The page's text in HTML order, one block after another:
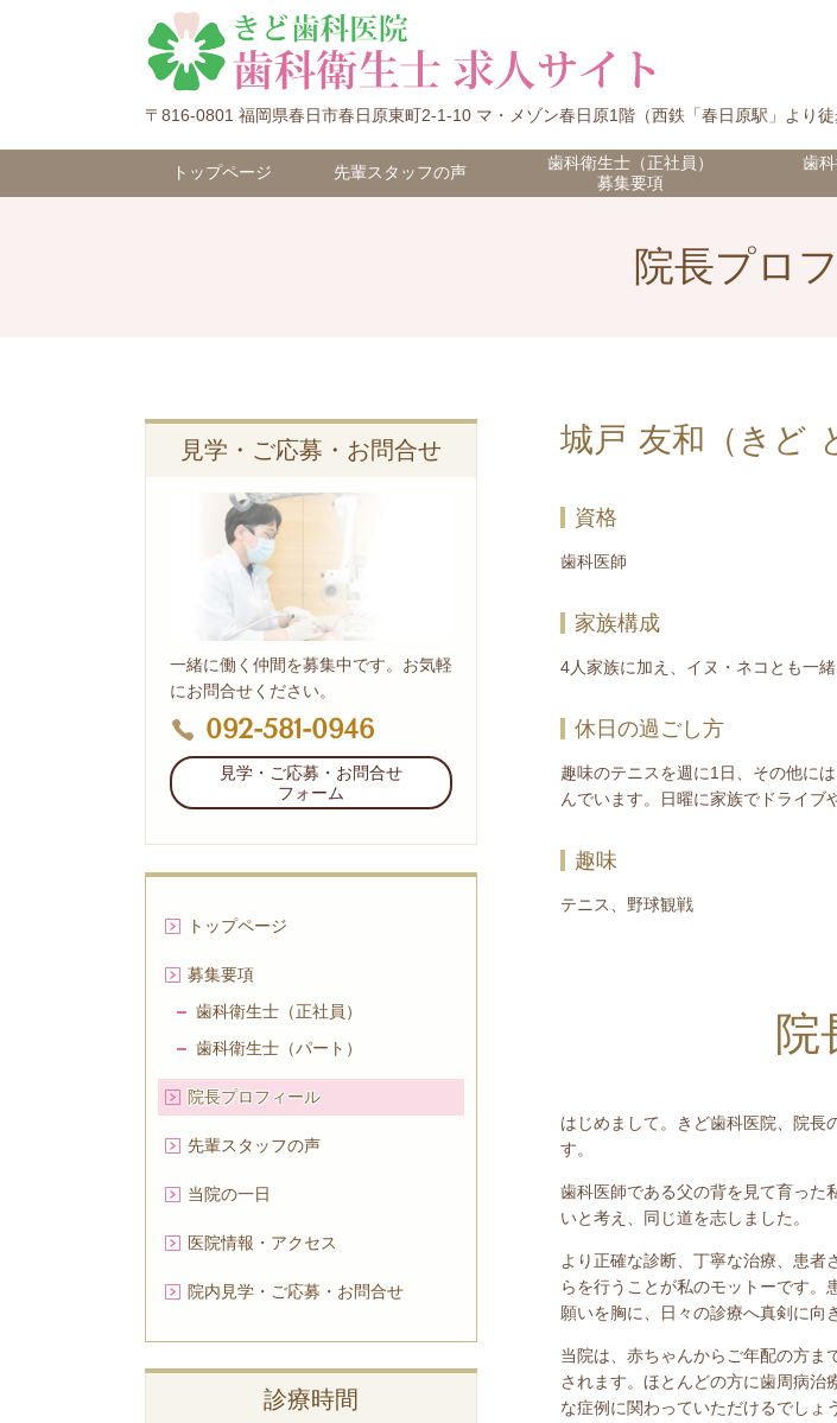
〒816-0801 福岡県春日市春日原東町2-1-10 マ・メゾン春日原1階（西鉄「春日原駅」より徒
トップページ 先輩スタッフの声
歯科衛生士（正社員）
募集要項
歯
院長プロ
城戸 友和（きど
資格
​歯科医師
家族構成
4人家族に加え、イヌ・ネコとも一緒
休日の過ごし方
趣味のテニスを週に1日、その他に
んでいます。日曜に家族でドライブ
趣味
テニス、野球観戦
院
はじめまして。きど歯科医院、院長
す。
歯科医師である父の背を見て育った
いと考え、同じ道を志しました。
より正確な診断、丁寧な治療、患
らを行うことが私のモットーです。
願いを胸に、日々の診療へ真剣に向
当院は、赤ちゃんからご年配の方ま
されます。ほとんどの方に歯周病治
な症例に関わっていただけるでしょ
見学・ご応募・お問合せ
一緒に働く仲間を募集中です。お気軽
にお問合せください。
092-581-0946
見学・ご応募・お問合せ
フォーム
トップページ
募集要項
歯科衛生士（正社員）
歯科衛生士（パート）
院長プロフィール
先輩スタッフの声
当院の一日
医院情報・アクセス
院内見学・ご応募・お問合せ
診療時間